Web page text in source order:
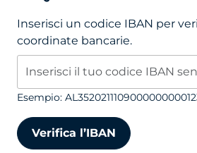
Inserisci un codice IBAN per
coordinate bancarie.
Esempio:
Verifica l’IBAN